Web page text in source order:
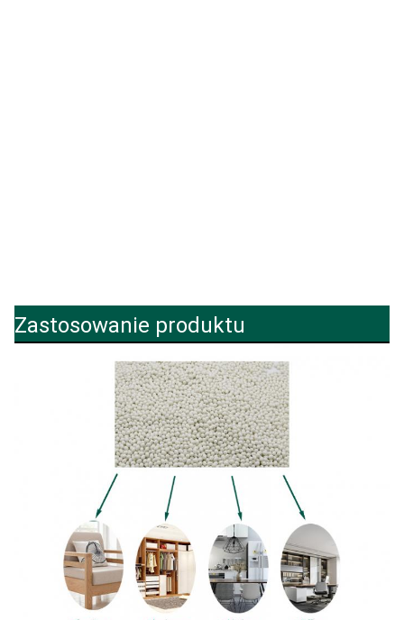
Zastosowanie produktu